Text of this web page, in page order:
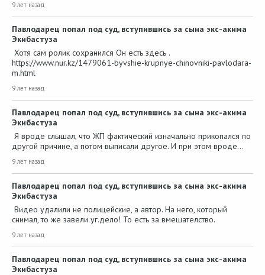
9 лет назад
Павлодарец попал под суд, вступившись за сына экс-акима
Экибастуза
Хотя сам ролик сохранился Он есть здесь .
https://www.nur.kz/1479061-byvshie-krupnye-chinovniki-pavlodara-
m.html
9 лет назад
Павлодарец попал под суд, вступившись за сына экс-акима
Экибастуза
Я вроде слышал, что ЖП фактический изначально прикопался по
другой причине, а потом выписали другое. И при этом вроде…
9 лет назад
Павлодарец попал под суд, вступившись за сына экс-акима
Экибастуза
Видео удалили не полицейские, а автор. На него, который
снимал, то же завели уг.дело! То есть за вмешателство.
9 лет назад
Павлодарец попал под суд, вступившись за сына экс-акима
Экибастуза